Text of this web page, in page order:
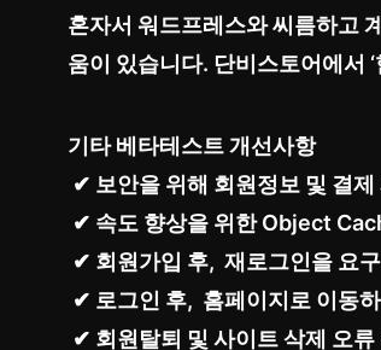
혼자서 워드프레스와 씨름하고
움이 있습니다. 단비스토어에서
기타 베타테스트 개선사항
✔ 보안을 위해 회원정보 및 결
✔ 속도 향상을 위한 Object
✔ 회원가입 후, 재로그인을 요
✔ 로그인 후, 홈페이지로 이동
✔ 회원탈퇴 및 사이트 삭제 오류